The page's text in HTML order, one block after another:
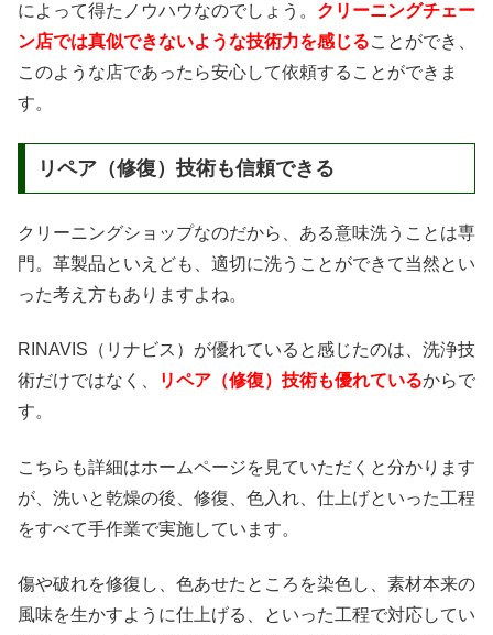
によって得たノウハウなのでしょう。 クリーニングチェー
ン店では真似できないような技術力を感じることができ、
このような店であったら安心して依頼することができま
す。
リペア（修復）技術も信頼できる
クリーニングショップなのだから、ある意味洗うことは専
門。革製品といえども、適切に洗うことができて当然とい
った考え方もありますよね。
RINAVIS（リナビス）が優れていると感じたのは、洗浄技
術だけではなく、
リペア（修復）技術も優れているからで
す。
こちらも詳細はホームページを見ていただくと分かります
が、洗いと乾燥の後、修復、色入れ、仕上げといった工程
をすべて手作業で実施しています。
傷や破れを修復し、色あせたところを染色し、素材本来の
風味を生かすように仕上げる、といった工程で対応してい